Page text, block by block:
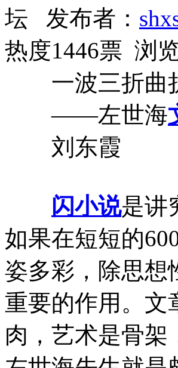
坛 发布者：
热度1446票 浏
一波三折曲
——左世海
刘东霞
闪小说是讲
如果在短短的
姿多彩，除思想
重要的作用。文
肉，艺术是骨架